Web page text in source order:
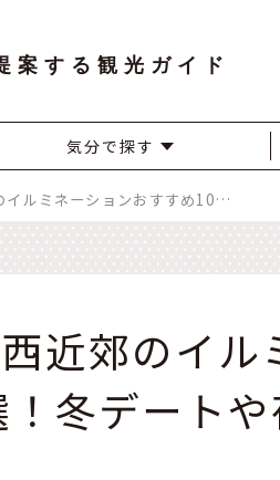
案する観光ガイド
気分で探す
【2025-2026】関西近郊のイルミネーションおすすめ10選！冬デートや夜散歩にも
近郊のイル
冬デート